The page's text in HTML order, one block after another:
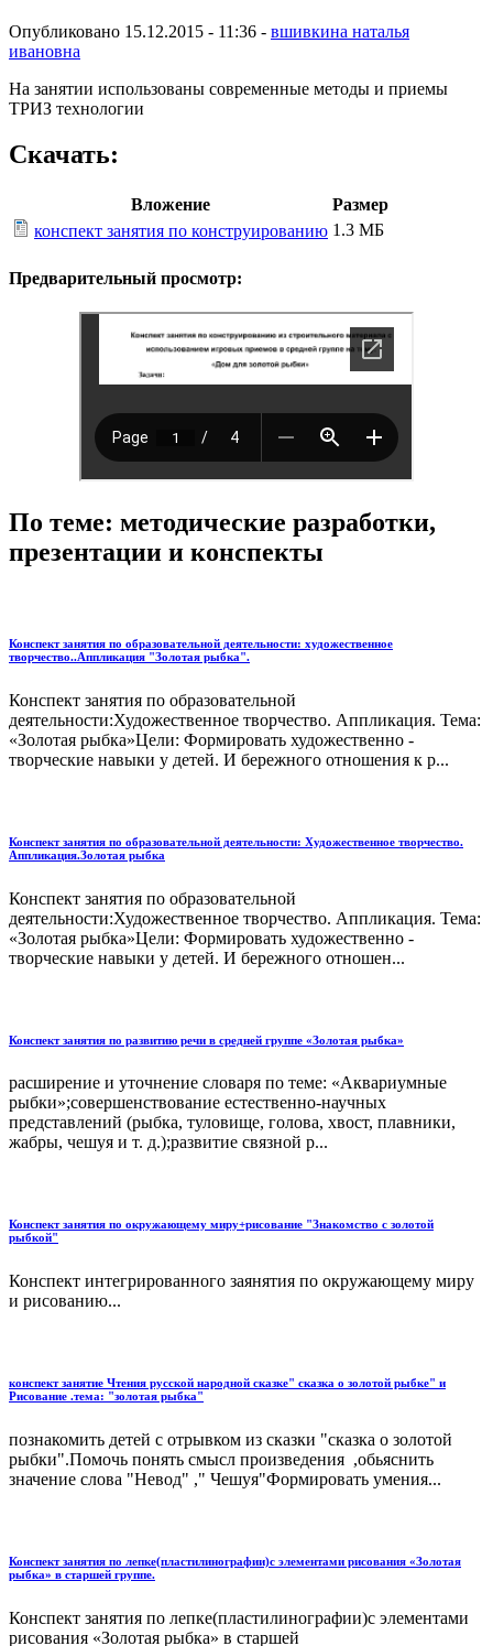
Опубликовано 15.12.2015 - 11:36 - вшивкина наталья
ивановна
На занятии использованы современные методы и приемы
ТРИЗ технологии
Скачать:
Вложение
Размер
конспект занятия по конструированию 1.3 МБ
Предварительный просмотр:
По теме: методические разработки,
презентации и конспекты
Конспект занятия по образовательной деятельности: художественное
творчество..Аппликация "Золотая рыбка".
Конспект занятия по образовательной
деятельности:Художественное творчество. Аппликация. Тема:
«Золотая рыбка»Цели: Формировать художественно -
творческие навыки у детей. И бережного отношения к р...
Конспект занятия по образовательной деятельности: Художественное творчество.
Аппликация.Золотая рыбка
Конспект занятия по образовательной
деятельности:Художественное творчество. Аппликация. Тема:
«Золотая рыбка»Цели: Формировать художественно -
творческие навыки у детей. И бережного отношен...
Конспект занятия по развитию речи в средней группе «Золотая рыбка»
расширение и уточнение словаря по теме: «Аквариумные
рыбки»;совершенствование естественно-научных
представлений (рыбка, туловище, голова, хвост, плавники,
жабры, чешуя и т. д.);развитие связной р...
Конспект занятия по окружающему миру+рисование "Знакомство с золотой
рыбкой"
Конспект интегрированного заянятия по окружающему миру
и рисованию...
конспект занятие Чтения русской народной сказке" сказка о золотой рыбке" и
Рисование .тема: "золотая рыбка"
познакомить детей с отрывком из сказки "сказка о золотой
рыбки".Помочь понять смысл произведения ,обьяснить
значение слова "Невод" ," Чешуя"Формировать умения...
Конспект занятия по лепке(пластилинографии)с элементами рисования «Золотая
рыбка» в старшей группе.
Конспект занятия по лепке(пластилинографии)с элементами
рисования «Золотая рыбка» в старшей